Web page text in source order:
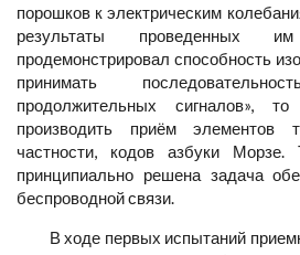
порошков к электрическим
результаты проведенных
продемонстрировал способность
принимать
продолжительных сигналов»,
производить приём элементов
частности, кодов азбуки
принципиально решена задача
беспроводной связи.
В ходе первых испытаний